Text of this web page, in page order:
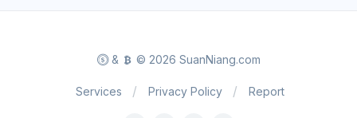
& © 2026 SuanNiang.com
Services Privacy Policy Report